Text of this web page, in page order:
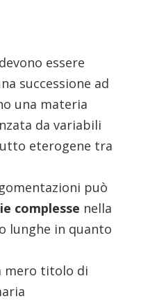
essere
successione ad
una materia
da variabili
eterogene tra
può
complesse nella
lunghe in quanto
mero titolo di